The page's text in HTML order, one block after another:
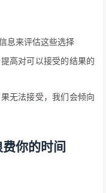
息来评估这些选择
高对可以接受的结果的
无法接受，我们会倾向
你的时间